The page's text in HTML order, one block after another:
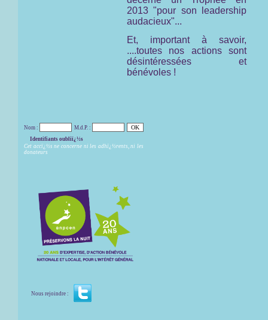
2013 "pour son leadership
audacieux"...
Et, important à savoir,
....toutes nos actions sont
désintéressées et
bénévoles !
Nom :
M.d.P. :
Identifiants oubliï¿½s
Cet accï¿½s ne concerne ni les adhï¿½rents, ni les
donateurs
Nous rejoindre :